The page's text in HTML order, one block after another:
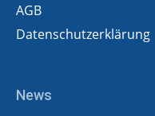
AGB
Datenschutzerklärung
News